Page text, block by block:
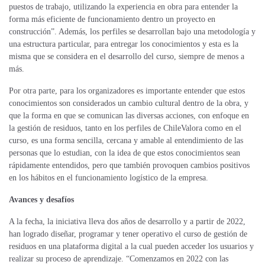
puestos de trabajo, utilizando la experiencia en obra para entender la
forma más eficiente de funcionamiento dentro un proyecto en
construcción”. Además, los perfiles se desarrollan bajo una metodología y
una estructura particular, para entregar los conocimientos y esta es la
misma que se considera en el desarrollo del curso, siempre de menos a
más.
Por otra parte, para los organizadores es importante entender que estos
conocimientos son considerados un cambio cultural dentro de la obra, y
que la forma en que se comunican las diversas acciones, con enfoque en
la gestión de residuos, tanto en los perfiles de ChileValora como en el
curso, es una forma sencilla, cercana y amable al entendimiento de las
personas que lo estudian, con la idea de que estos conocimientos sean
rápidamente entendidos, pero que también provoquen cambios positivos
en los hábitos en el funcionamiento logístico de la empresa.
Avances y desafíos
A la fecha, la iniciativa lleva dos años de desarrollo y a partir de 2022,
han logrado diseñar, programar y tener operativo el curso de gestión de
residuos en una plataforma digital a la cual pueden acceder los usuarios y
realizar su proceso de aprendizaje. “Comenzamos en 2022 con las